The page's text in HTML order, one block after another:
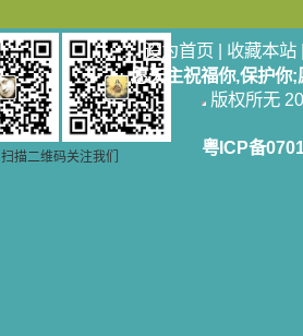
扫描二维码关注我们
设为首页 | 收藏本站
愿天主祝福你,保护你
版权所无
粤ICP备